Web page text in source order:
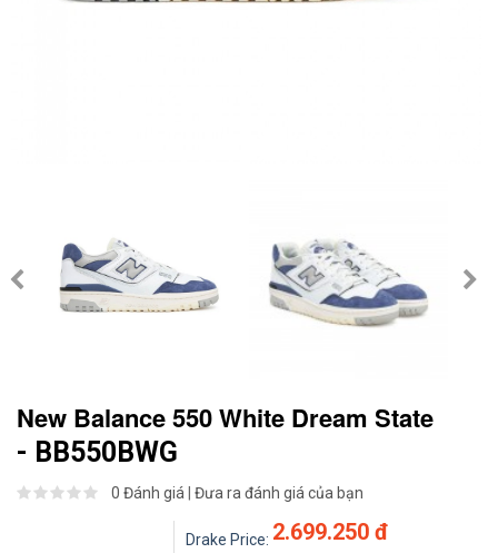
New Balance 550 White Dream State
- BB550BWG
0 Đánh giá Đưa ra đánh giá của bạn
Drake Price: 2.699.250 đ